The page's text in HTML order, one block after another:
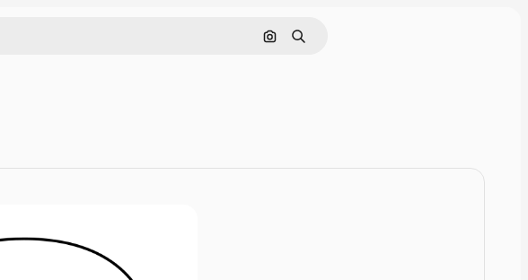
画像で検索
検索